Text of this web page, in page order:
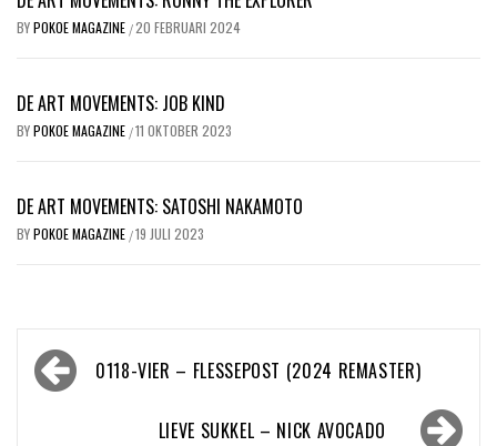
BYPOKOE MAGAZINE /20 FEBRUARI 2024
DE ART MOVEMENTS: JOB KIND
BYPOKOE MAGAZINE /11 OKTOBER 2023
DE ART MOVEMENTS: SATOSHI NAKAMOTO
BYPOKOE MAGAZINE /19 JULI 2023
Bericht
navigatie0118-VIER – FLESSEPOST (2024 REMASTER)
LIEVE SUKKEL – NICK AVOCADO